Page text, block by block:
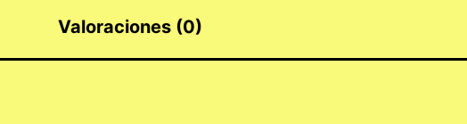
Valoraciones (0)